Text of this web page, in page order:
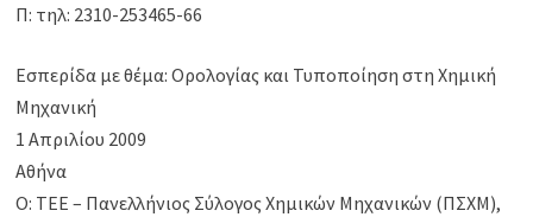
Π: τηλ: 2310-253465-66
Εσπερίδα με θέμα: Ορολογίας και Τυποποίηση στη Χημική
Μηχανική
1 Απριλίου 2009
Αθήνα
Ο: ΤΕΕ – Πανελλήνιος Σύλογος Χημικών Μηχανικών (ΠΣΧΜ),